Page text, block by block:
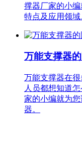
撑器厂家的小
特点及应用领域
万能支撑器
万能支撑器在
人员都想知道
家的小编就为
器。